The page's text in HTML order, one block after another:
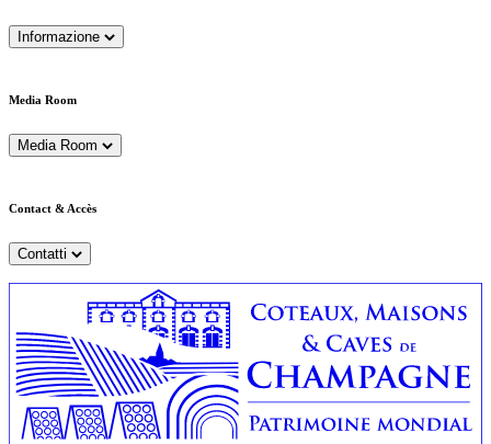
Informazione
Media Room
Media Room
Contact & Accès
Contatti